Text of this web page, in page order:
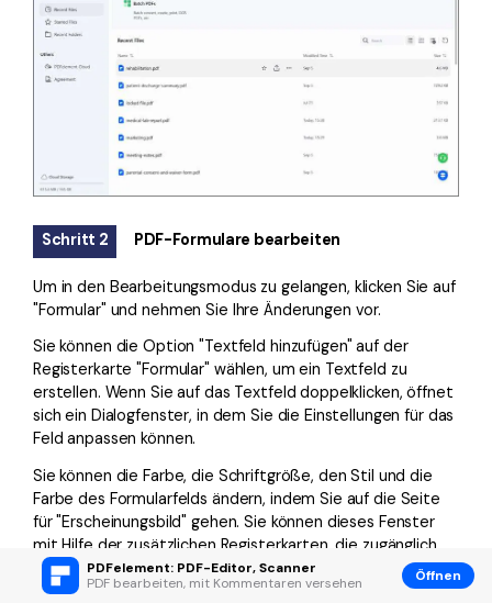
PDFelement: PDF-Editor, Scanner
PDF bearbeiten, mit Kommentaren versehen
Öffnen
Schritt 2 PDF-Formulare bearbeiten
Um in den Bearbeitungsmodus zu gelangen, klicken Sie auf
"Formular" und nehmen Sie Ihre Änderungen vor.
Sie können die Option "Textfeld hinzufügen" auf der
Registerkarte "Formular" wählen, um ein Textfeld zu
erstellen. Wenn Sie auf das Textfeld doppelklicken, öffnet
sich ein Dialogfenster, in dem Sie die Einstellungen für das
Feld anpassen können.
Sie können die Farbe, die Schriftgröße, den Stil und die
Farbe des Formularfelds ändern, indem Sie auf die Seite
für "Erscheinungsbild" gehen. Sie können dieses Fenster
mit Hilfe der zusätzlichen Registerkarten, die zugänglich
sind, weiter anpassen.